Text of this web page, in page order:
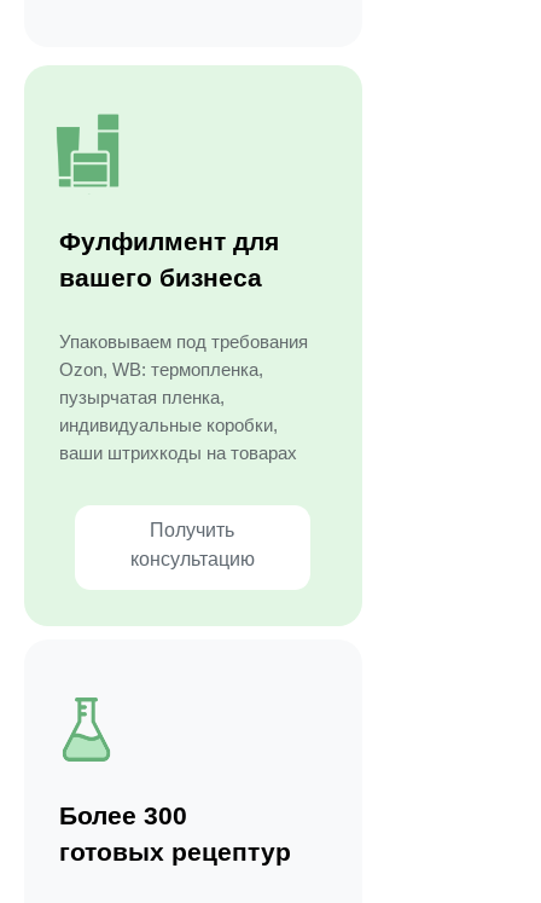
Упаковываем под требования
Ozon, WB: термопленка,
пузырчатая пленка,
индивидуальные коробки,
ваши штрихкоды на товарах
Более 300
готовых рецептур
Фулфилмент для
вашего бизнеса
Получить
консультацию